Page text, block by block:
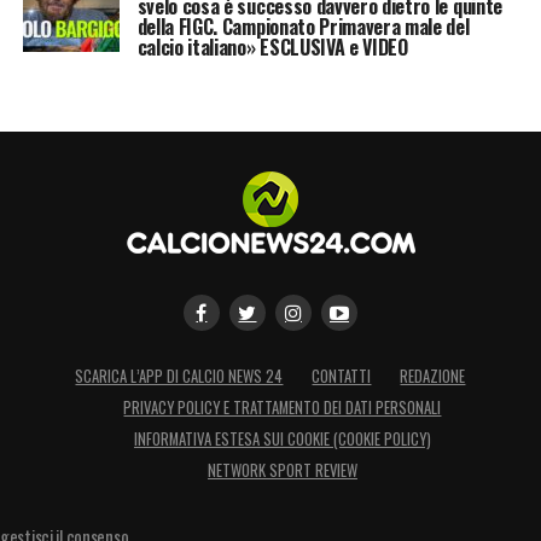
LEGGI ANCHE –Ultime notizie
giorno
LA PLAYLIST DELLE NOSTRE TOP NEWS
della FIGC. Campionato Primavera male del
calcio italiano» ESCLUSIVA e VIDEO
SCARICA L’APP DI CALCIO NEWS 24 CONTATTI
REDAZIONE
PRIVACY POLICY E TRATTAMENTO DEI DATI PERSONALI
INFORMATIVA ESTESA SUI COOKIE (COOKIE POLICY)
NETWORK SPORT REVIEW